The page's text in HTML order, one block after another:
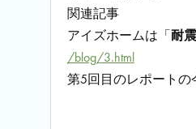
関連記事
アイズホームは「耐
/blog/3.html
第5回目のレポートの